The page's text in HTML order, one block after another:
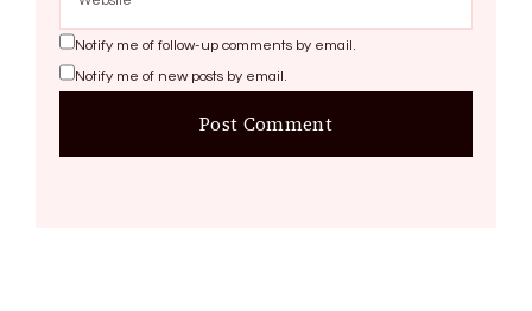
Notify me of follow-up comments by email.
Notify me of new posts by email.